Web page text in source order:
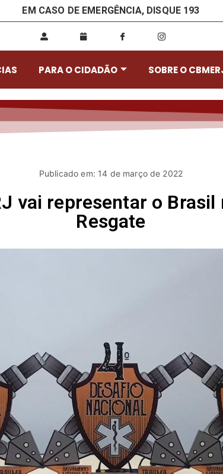
EM CASO DE EMERGÊNCIA, DISQUE 193
PARA O CIDADÃO SOBRE O
Publicado em: 14 de março de 2022
vai representar o
Resgate